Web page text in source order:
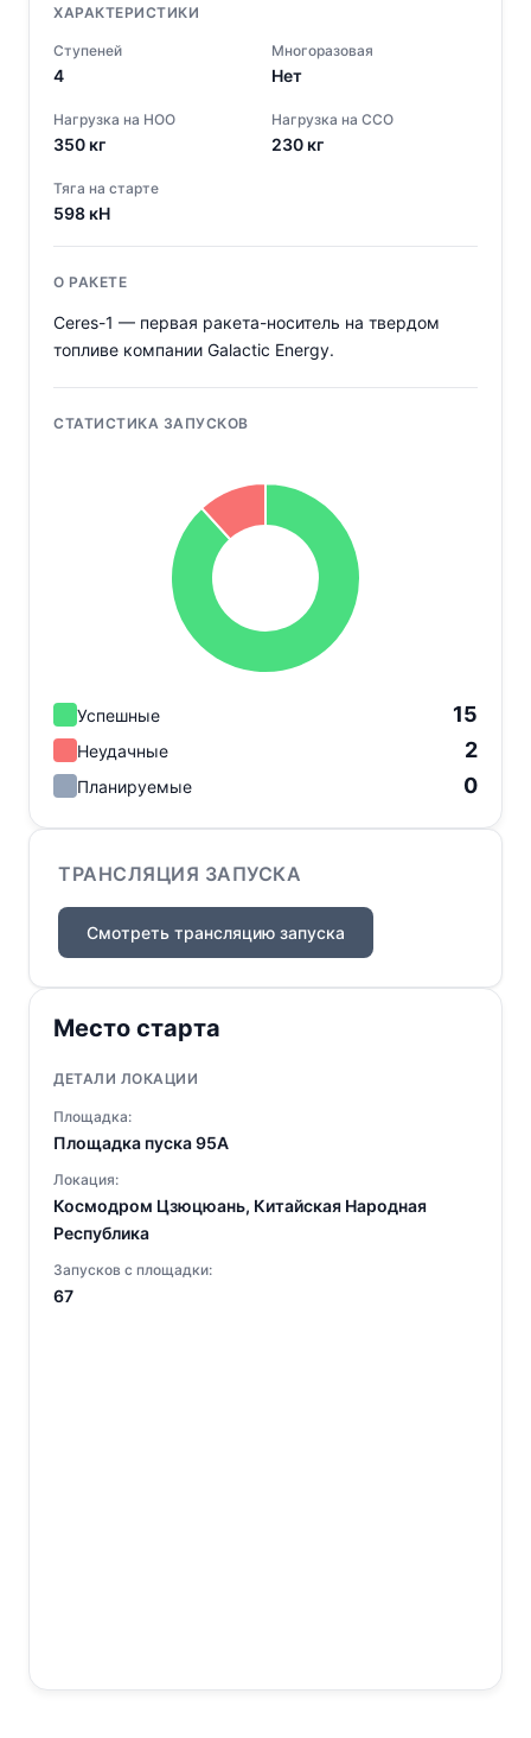
ХАРАКТЕРИСТИКИ
Ступеней
4
Многоразовая
Нет
Нагрузка на НОО
350 кг
Нагрузка на ССО
230 кг
Тяга на старте
598 кН
О РАКЕТЕ
Ceres-1 — первая ракета-носитель на твердом
топливе компании Galactic Energy.
СТАТИСТИКА ЗАПУСКОВ
Успешные 15
Неудачные 2
Планируемые 0
ТРАНСЛЯЦИЯ ЗАПУСКА
Смотреть трансляцию запуска
Место старта
ДЕТАЛИ ЛОКАЦИИ
Площадка:
Площадка пуска 95A
Локация:
Космодром Цзюцюань, Китайская Народная
Республика
Запусков с площадки:
67